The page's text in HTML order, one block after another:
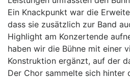
Ein Knackpunkt war die
dass sie zusätzlich zur Band
Highlight am Konzertende
haben wir die Bühne mit einer
Konstruktion ergänzt, auf der
Der Chor sammelte sich hinter